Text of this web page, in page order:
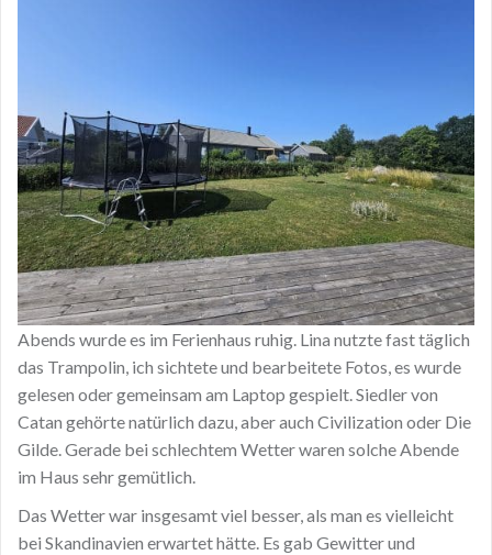
Abends wurde es im Ferienhaus ruhig. Lina nutzte fast täglich
das Trampolin, ich sichtete und bearbeitete Fotos, es wurde
gelesen oder gemeinsam am Laptop gespielt. Siedler von
Catan gehörte natürlich dazu, aber auch Civilization oder Die
Gilde. Gerade bei schlechtem Wetter waren solche Abende
im Haus sehr gemütlich.
Das Wetter war insgesamt viel besser, als man es vielleicht
bei Skandinavien erwartet hätte. Es gab Gewitter und